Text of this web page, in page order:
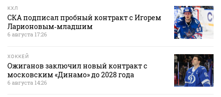
КХЛ
СКА подписал пробный контракт с Игорем
Ларионовым‑младшим
6 августа 17:26
ХОККЕЙ
Ожиганов заключил новый контракт с
московским «Динамо» до 2028 года
6 августа 14:26